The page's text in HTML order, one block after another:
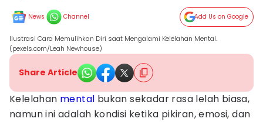
News Channel Add Us on Google
Ilustrasi Cara Memulihkan Diri saat Mengalami Kelelahan Mental.
(pexels.com/Leah Newhouse)
Share Article
Kelelahan mental bukan sekadar rasa lelah biasa,
namun ini adalah kondisi ketika pikiran, emosi, dan